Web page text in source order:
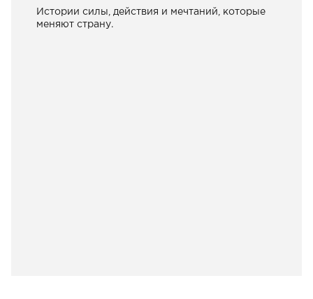
Истории силы, действия и мечтаний, которые
меняют страну.